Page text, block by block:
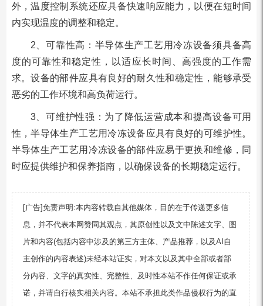
外，温度控制系统还应具备快速响应能力，以便在短时间
内实现温度的调整和稳定。
2、可靠性高：半导体生产工艺用冷冻设备须具备高
度的可靠性和稳定性，以适应长时间、高强度的工作需
求。设备的部件应具有良好的耐久性和稳定性，能够承受
恶劣的工作环境和高负荷运行。
3、可维护性强：为了降低运营成本和提高设备可用
性，半导体生产工艺用冷冻设备应具有良好的可维护性。
半导体生产工艺用冷冻设备的部件应易于更换和维修，同
时应提供维护和保养指南，以确保设备的长期稳定运行。
[广告]免责声明:本内容转载自其他媒体，目的在于传递更多信
息，并不代表本网赞同其观点，其原创性以及文中陈述文字、图
片和内容(包括内容中涉及的第三方主体、产品推荐，以及AI自
主创作的内容表述)未经本站证实，对本文以及其中全部或者部
分内容、文字的真实性、完整性、及时性本站不作任何保证或承
诺，并请自行核实相关内容。本站不承担此类作品侵权行为的直